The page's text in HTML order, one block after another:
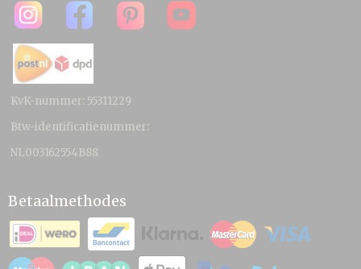
KvK-nummer: 55311229
Btw-identificatienummer:
NL003162554B88
Betaalmethodes